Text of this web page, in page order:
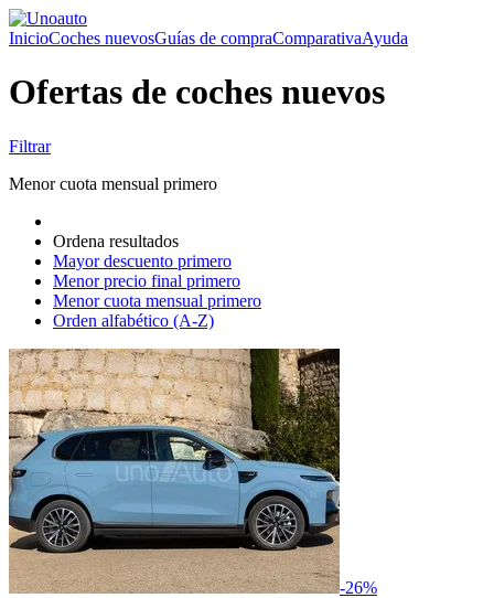
InicioCoches nuevosGuías de compraComparativaAyuda
Ofertas de coches nuevos
Filtrar
Menor cuota mensual primero
Ordena resultados
Mayor descuento primero
Menor precio final primero
Menor cuota mensual primero
Orden alfabético (A-Z)
-26%